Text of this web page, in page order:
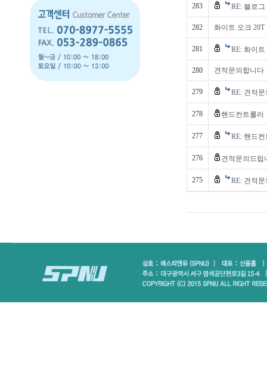
283 RE: 블로
282 화이트 오크
281 RE: 화이
280 견적문의합니다
279 RE: 견적
278 핸드컨트롤러
277 RE: 핸드
276 견적문의드립
275 RE: 견적